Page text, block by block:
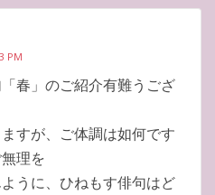
PM
春」のご紹介有難うござ
すが、ご体調は如何です
理を
うに、ひねもす俳句はど